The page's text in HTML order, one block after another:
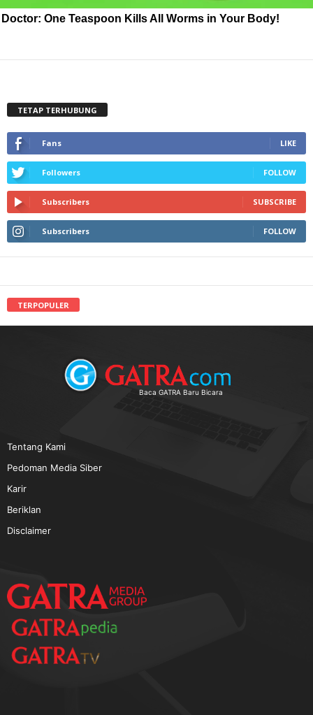
Doctor: One Teaspoon Kills All Worms in Your Body!
TETAP TERHUBUNG
Fans LIKE
Followers FOLLOW
Subscribers SUBSCRIBE
Subscribers FOLLOW
TERPOPULER